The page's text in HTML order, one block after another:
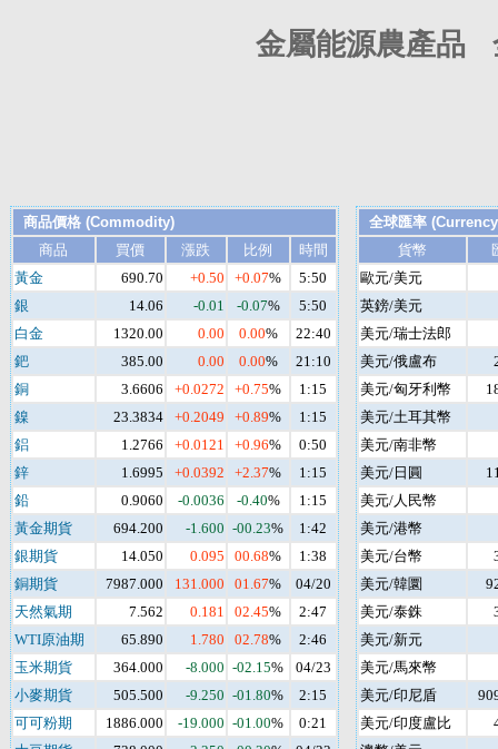
金屬能源農產品
商品價格 (Commodity)
商品
買價 漲跌 比例
時間
黃金
690.70 +0.50 +0.07%
5:50
銀
14.06 -0.01 -0.07%
5:50
白金
1320.00 0.00 0.00%
22:40
鈀
385.00 0.00 0.00%
21:10
銅
3.6606 +0.0272 +0.75%
1:15
鎳
23.3834 +0.2049 +0.89%
1:15
鋁
1.2766 +0.0121 +0.96%
0:50
鋅
1.6995 +0.0392 +2.37%
1:15
鉛
0.9060 -0.0036 -0.40%
1:15
黃金期貨
694.200 -1.600 -00.23%
1:42
銀期貨
14.050 0.095 00.68%
1:38
銅期貨
7987.000 131.000 01.67%
04/20
天然氣期
7.562 0.181 02.45%
2:47
WTI原油期
65.890 1.780 02.78%
2:46
玉米期貨
364.000 -8.000 -02.15%
04/23
小麥期貨
505.500 -9.250 -01.80%
2:15
可可粉期
1886.000 -19.000 -01.00%
0:21
全球匯率
貨幣
歐元/美元
英鎊/美元
美元/瑞士法郎
美元/俄盧布
美元/匈牙利幣
美元/土耳其幣
美元/南非幣
美元/日圓
美元/人民幣
美元/港幣
美元/台幣
美元/韓圜
美元/泰銖
美元/新元
美元/馬來幣
美元/印尼盾
美元/印度盧比